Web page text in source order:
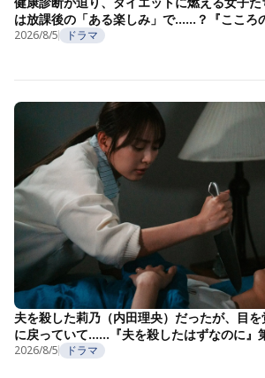
は放課後の「ある楽しみ」で……？『こころ
2026/8/5 ドラマ
夫を殺した莉乃（内田理央）だったが、目
に戻っていて……『夫を殺したはずなのに』
2026/8/5 ドラマ